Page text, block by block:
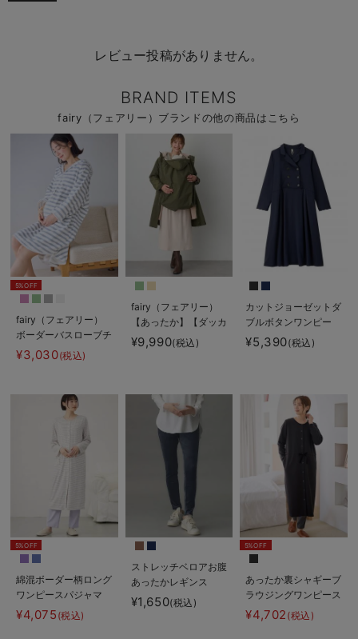
レビュー投稿がありません。
BRAND ITEMS
fairy（フェアリー）ブランドの他の商品はこちら
5%OFF
fairy（フェアリー）
ボーダーバスローブチ
ュニック
¥3,030(税込)
fairy（フェアリー）
【あったか】【ダッカ
ー付】フーデットママ
コート マタニティ・
¥9,990(税込)
カットジョーゼットダ
ブルボタンワンピー
ス マタニティ・授乳
服【出産後も長く使え
¥5,390(税込)
5%OFF
綿混ボーダー柄ロング
ワンピースパジャマ
マタニティ・授乳パジ
ャマ【出産後も長く使
¥4,075 (税込)
ストレッチベロアお腹
あったかレギンス
fairy（フェアリー）
マタニティ・産後
¥1,650(税込)
5%OFF
あったか裏シャギーブ
ラウジングワンピース
パジャマ fairy（フェ
アリー）マタニティ・
¥4,702 (税込)